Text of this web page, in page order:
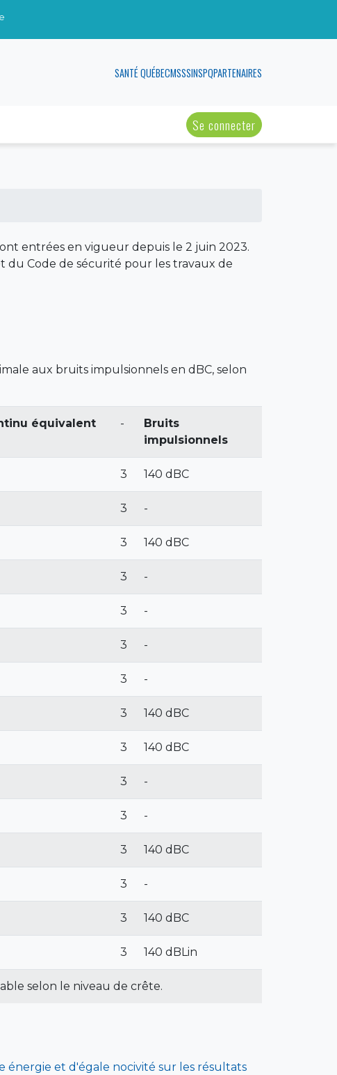
SANTÉ QUÉBECMSSSINSPQPARTENAIRES
Se connecter
entrées en vigueur depuis le 2 juin 2023.
du Code de sécurité pour les travaux de
aux bruits impulsionnels en dBC, selon
équivalent
-
Bruits
impulsionnels
3 140 dBC
3 -
3 140 dBC
3 -
3 -
3 -
3 -
3 140 dBC
3 140 dBC
3 -
3 -
3 140 dBC
3 -
3 140 dBC
3 140 dBLin
selon le niveau de crête.
énergie et d'égale nocivité sur les résultats